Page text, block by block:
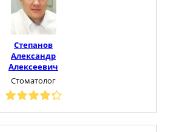
Степанов
Александр
Алексеевич
Стоматолог